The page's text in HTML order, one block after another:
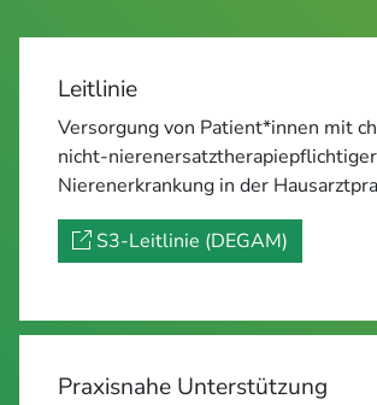
Leitlinie
Versorgung von Patient*innen mit
nicht-nierenersatztherapiepflichtiger
Nierenerkrankung in der
S3-Leitlinie (DEGAM)
Praxisnahe Unterstützung